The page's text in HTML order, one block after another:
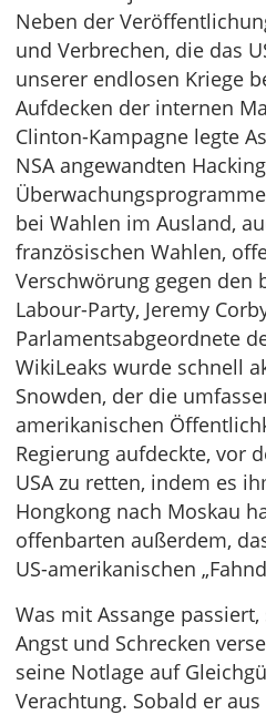
Neben der
und Verbrechen, die das
unserer endlosen Kriege
Aufdecken der internen
Clinton-Kampagne legte
NSA angewandten
bei Wahlen im Ausland,
französischen Wahlen,
Verschwörung gegen den
Labour-Party, Jeremy
Parlamentsabgeordnete
WikiLeaks wurde schnell
Snowden, der die
amerikanischen
Regierung aufdeckte, vor
USA zu retten, indem es
Hongkong nach Moskau
offenbarten außerdem,
US-amerikanischen
Was mit Assange
Angst und Schrecken
seine Notlage auf
Verachtung. Sobald er